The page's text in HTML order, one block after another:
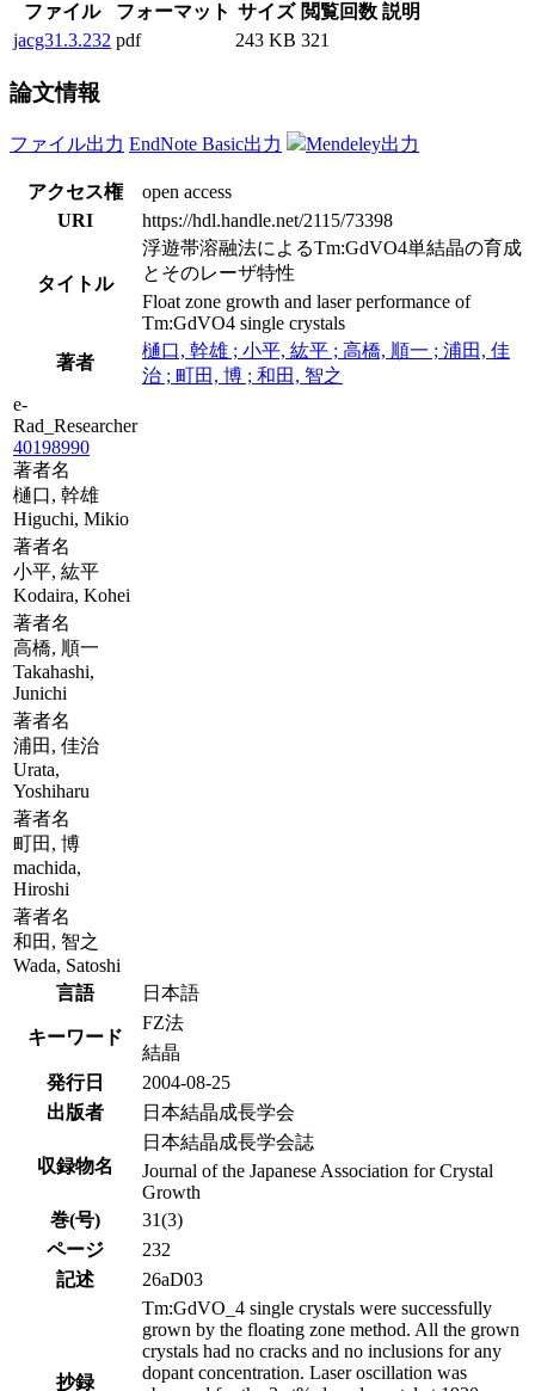
ファイル フォーマット サイズ 閲覧回数 説明
jacg31.3.232 pdf 243 KB 321
論文情報
ファイル出力 EndNote Basic出力 Mendeley出力
アクセス権
open access
URI
https://hdl.handle.net/2115/73398
タイトル
浮遊帯溶融法によるTm:GdVO4単結晶の育成
とそのレーザ特性
Float zone growth and laser performance of
Tm:GdVO4 single crystals
著者
樋口, 幹雄 ; 小平, 紘平 ; 高橋, 順一 ; 浦田, 佳
治 ; 町田, 博 ; 和田, 智之
e-
Rad_Researcher
40198990
著者名
樋口, 幹雄
Higuchi, Mikio
著者名
小平, 紘平
Kodaira, Kohei
著者名
高橋, 順一
Takahashi,
Junichi
著者名
浦田, 佳治
Urata,
Yoshiharu
著者名
町田, 博
machida,
Hiroshi
著者名
和田, 智之
Wada, Satoshi
言語
日本語
キーワード
FZ法
結晶
発行日
2004-08-25
出版者
日本結晶成長学会
収録物名
日本結晶成長学会誌
Journal of the Japanese Association for Crystal
Growth
巻(号)
31(3)
ページ
232
記述
26aD03
抄録
Tm:GdVO_4 single crystals were successfully
grown by the floating zone method. All the grown
crystals had no cracks and no inclusions for any
dopant concentration. Laser oscillation was